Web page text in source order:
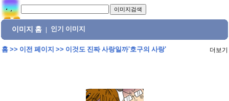
이미지 홈 인기 이미지
홈>> 이전 페이지 >> 이것도 진짜 사랑일까'호구의 사랑' 더보기